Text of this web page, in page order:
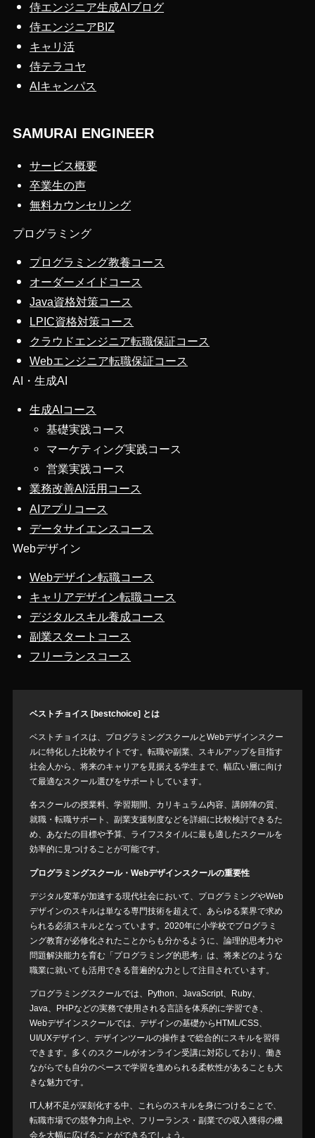
侍エンジニア生成AIブログ
侍エンジニアBIZ
キャリ活
侍テラコヤ
AIキャンパス
SAMURAI ENGINEER
サービス概要
卒業生の声
無料カウンセリング
プログラミング
プログラミング教養コース
オーダーメイドコース
Java資格対策コース
LPIC資格対策コース
クラウドエンジニア転職保証コース
Webエンジニア転職保証コース
AI・生成AI
生成AIコース
基礎実践コース
マーケティング実践コース
営業実践コース
業務改善AI活用コース
AIアプリコース
データサイエンスコース
Webデザイン
Webデザイン転職コース
キャリアデザイン転職コース
デジタルスキル養成コース
副業スタートコース
フリーランスコース
ベストチョイス [bestchoice] とは
ベストチョイスは、プログラミングスクールとWebデザインスクー
ルに特化した比較サイトです。転職や副業、スキルアップを目指す
社会人から、将来のキャリアを見据える学生まで、幅広い層に向け
て最適なスクール選びをサポートしています。
各スクールの授業料、学習期間、カリキュラム内容、講師陣の質、
就職・転職サポート、副業支援制度などを詳細に比較検討できるた
め、あなたの目標や予算、ライフスタイルに最も適したスクールを
効率的に見つけることが可能です。
プログラミングスクール・Webデザインスクールの重要性
デジタル変革が加速する現代社会において、プログラミングやWeb
デザインのスキルは単なる専門技術を超えて、あらゆる業界で求め
られる必須スキルとなっています。2020年に小学校でプログラミ
ング教育が必修化されたことからも分かるように、論理的思考力や
問題解決能力を育む「プログラミング的思考」は、将来どのような
職業に就いても活用できる普遍的な力として注目されています。
プログラミングスクールでは、Python、JavaScript、Ruby、
Java、PHPなどの実務で使用される言語を体系的に学習でき、
Webデザインスクールでは、デザインの基礎からHTML/CSS、
UI/UXデザイン、デザインツールの操作まで総合的にスキルを習得
できます。多くのスクールがオンライン受講に対応しており、働き
ながらでも自分のペースで学習を進められる柔軟性があることも大
きな魅力です。
IT人材不足が深刻化する中、これらのスキルを身につけることで、
転職市場での競争力向上や、フリーランス・副業での収入獲得の機
会を大幅に広げることができるでしょう。